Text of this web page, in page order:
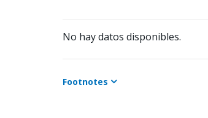
No hay datos disponibles.
Footnotes